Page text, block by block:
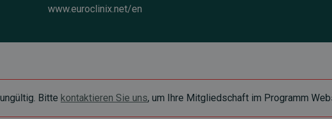
www.euroclinix.net/en
Bitte kontaktieren Sie uns, um Ihre Mitgliedschaft im Programm